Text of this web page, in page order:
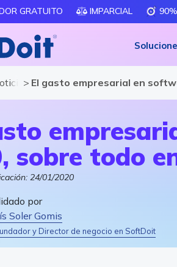
GRATUITO IMPARCIAL
de software y TIC
El gasto empresarial en
sobre todo
24/01/2020
por
Soler Gomis
y Director de negocio en SoftDoit